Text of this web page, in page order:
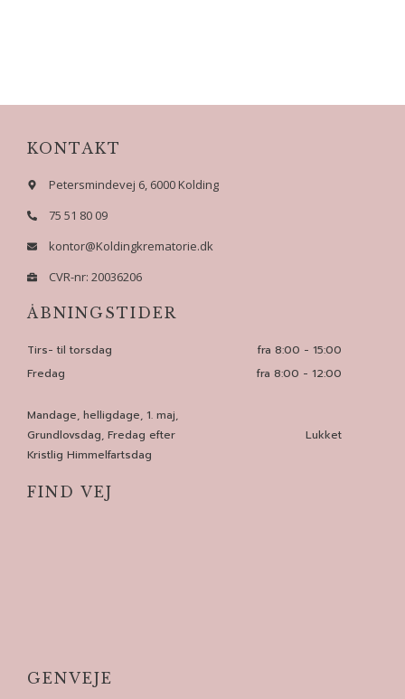
KONTAKT
Petersmindevej 6, 6000 Kolding
75 51 80 09
kontor@Koldingkrematorie.dk
CVR-nr: 20036206
ÅBNINGSTIDER
Tirs- til torsdag
fra 8:00 - 15:00​
Fredag
fra 8:00 - 12:00
Mandage, helligdage, 1. maj,
Grundlovsdag, Fredag efter
Kristlig Himmelfartsdag
Lukket
FIND VEJ
GENVEJE